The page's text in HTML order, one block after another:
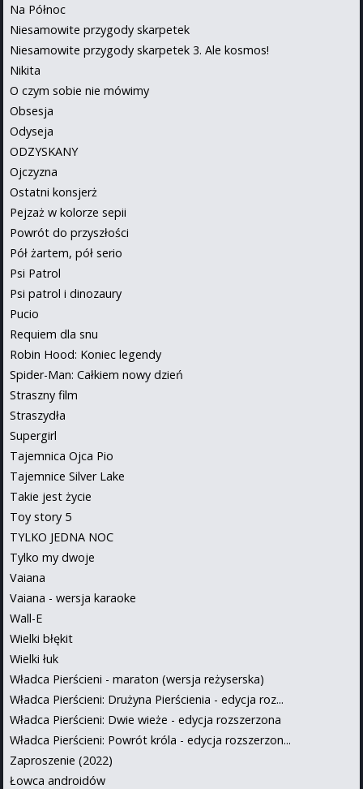
Na Północ
Niesamowite przygody skarpetek
Niesamowite przygody skarpetek 3. Ale kosmos!
Nikita
O czym sobie nie mówimy
Obsesja
Odyseja
ODZYSKANY
Ojczyzna
Ostatni konsjerż
Pejzaż w kolorze sepii
Powrót do przyszłości
Pół żartem, pół serio
Psi Patrol
Psi patrol i dinozaury
Pucio
Requiem dla snu
Robin Hood: Koniec legendy
Spider-Man: Całkiem nowy dzień
Straszny film
Straszydła
Supergirl
Tajemnica Ojca Pio
Tajemnice Silver Lake
Takie jest życie
Toy story 5
TYLKO JEDNA NOC
Tylko my dwoje
Vaiana
Vaiana - wersja karaoke
Wall-E
Wielki błękit
Wielki łuk
Władca Pierścieni - maraton (wersja reżyserska)
Władca Pierścieni: Drużyna Pierścienia - edycja roz...
Władca Pierścieni: Dwie wieże - edycja rozszerzona
Władca Pierścieni: Powrót króla - edycja rozszerzon...
Zaproszenie (2022)
Łowca androidów